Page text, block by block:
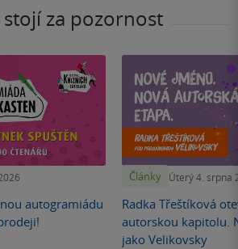
stojí za pozornost
autogramiádu
Články Úterý 4. srpna
Radka Třeštíková
autorskou kapitolu.
jako Velikovsky